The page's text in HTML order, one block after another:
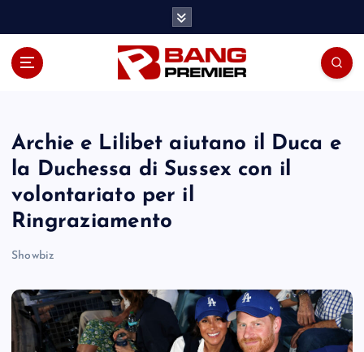
Archie e Lilibet aiutano il Duca e
la Duchessa di Sussex con il
volontariato per il
Ringraziamento
Showbiz